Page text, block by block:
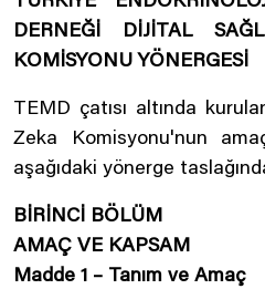
DERNEĞİ DİJİTAL
KOMİSYONU YÖNERGESİ
TEMD çatısı altında
Zeka Komisyonu'nun
aşağıdaki yönerge
BİRİNCİ BÖLÜM
AMAÇ VE KAPSAM
Madde 1 – Tanım ve Amaç